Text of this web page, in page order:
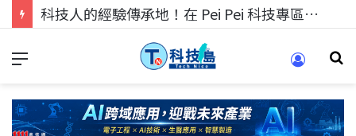
科技人的經驗傳承地！在 Pei Pei 科技專區，與學弟妹交流最硬核的技術